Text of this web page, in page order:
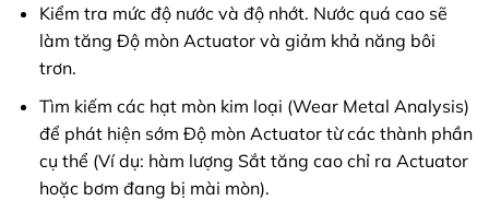
Kiểm tra mức độ nước và độ nhớt. Nước quá cao sẽ
làm tăng Độ mòn Actuator và giảm khả năng bôi
trơn.
Tìm kiếm các hạt mòn kim loại (Wear Metal Analysis)
để phát hiện sớm Độ mòn Actuator từ các thành phần
cụ thể (Ví dụ: hàm lượng Sắt tăng cao chỉ ra Actuator
hoặc bơm đang bị mài mòn).